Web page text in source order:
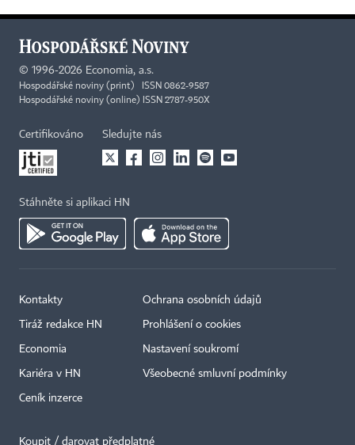
© 1996-2026 Economia, a.s.
Hospodářské noviny (print) ISSN 0862-9587
Hospodářské noviny (online) ISSN 2787-950X
Certifikováno Sledujte nás
Stáhněte si aplikaci HN
Kontakty
Tiráž redakce HN
Economia
Kariéra v HN
Ceník inzerce
Ochrana osobních údajů
Prohlášení o cookies
Nastavení soukromí
Všeobecné smluvní podmínky
Koupit / darovat předplatné